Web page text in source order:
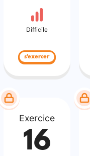
Difficile
s'exercer
Exercice
16